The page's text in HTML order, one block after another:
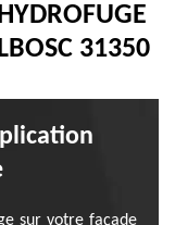
31350
sur votre façade